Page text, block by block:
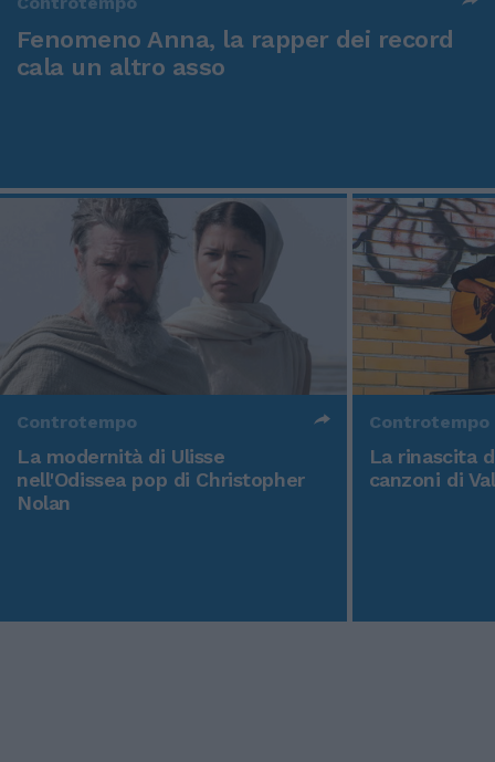
Fenomeno Anna, la rapper dei record
cala un altro asso
Controtempo
La modernità di Ulisse
nell'Odissea pop di Christopher
Nolan
Controtempo
La rinascita
canzoni di